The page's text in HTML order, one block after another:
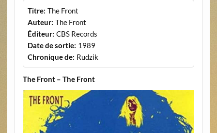
Titre: The Front
Auteur: The Front
Éditeur: CBS Records
Date de sortie: 1989
Chronique de: Rudzik
The Front – The Front